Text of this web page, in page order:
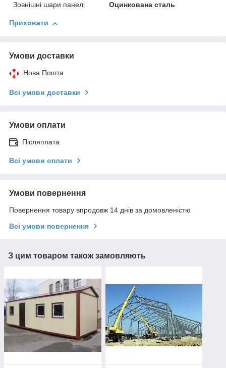
Зовнішні шари панелі
Оцинкована сталь
Приховати
Умови доставки
Нова Пошта
Всі умови доставки
Умови оплати
Післяплата
Всі умови оплати
Умови повернення
Повернення товару впродовж 14 днів за домовленістю
Всі умови повернення
З цим товаром також замовляють